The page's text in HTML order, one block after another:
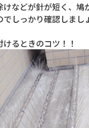
などが針が短く、鳩
しっかり確認しまし
るときのコツ！！